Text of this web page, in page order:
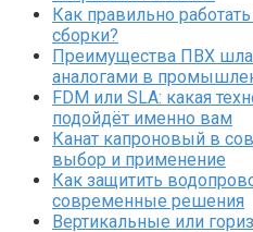
Как правильно
сборки?
Преимущества ПВХ
аналогами в
FDM или SLA: какая
подойдёт именно вам
Канат капроновый в
выбор и применение
Как защитить
современные решения
Вертикальные или